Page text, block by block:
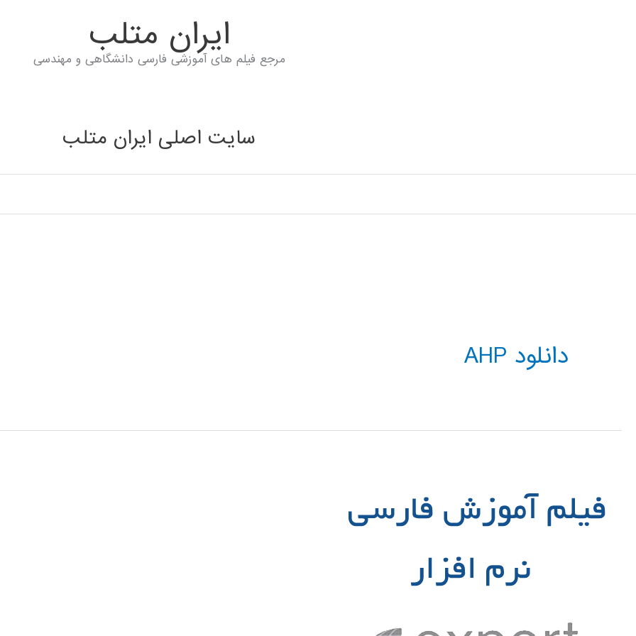
ايران متلب
مرجع فیلم های آموزشی فارسی دانشگاهی و مهندسی
سایت اصلی ایران متلب
دانلود AHP